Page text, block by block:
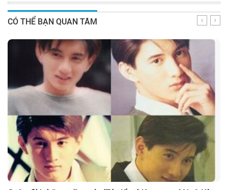
CÓ THỂ BẠN QUAN TÂM